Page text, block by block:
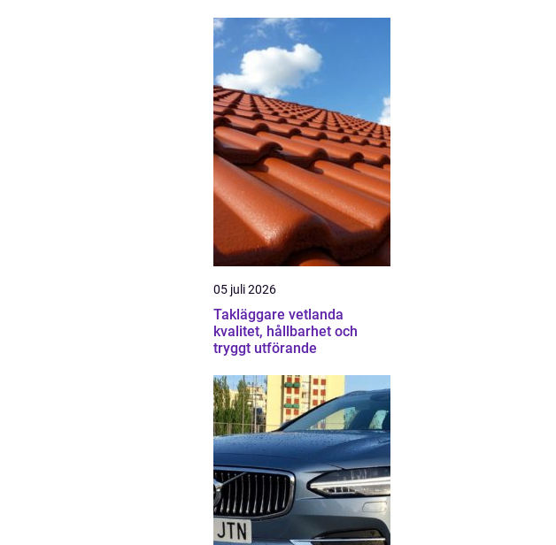
05 juli 2026
Takläggare vetlanda
kvalitet, hållbarhet och
tryggt utförande